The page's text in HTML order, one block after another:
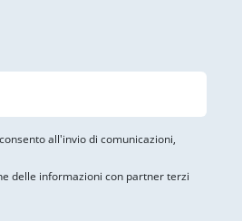
all'invio di comunicazioni,
delle informazioni con partner terzi